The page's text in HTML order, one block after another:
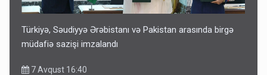
Türkiyə, Səudiyyə Ərəbistanı və Pakistan arasında birgə
müdafiə sazişi imzalandı
7 Avqust 16:40